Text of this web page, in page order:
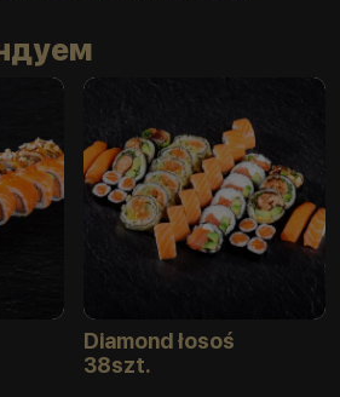
Diamond łosoś
38szt.